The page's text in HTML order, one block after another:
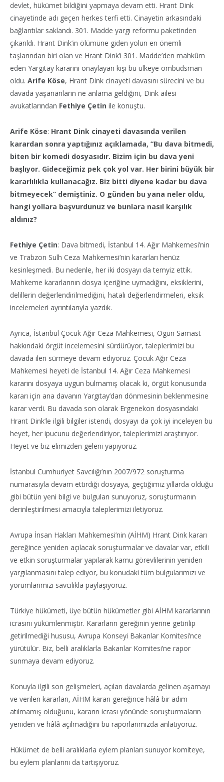
devlet, hükümet bildiğini yapmaya devam etti. Hrant Dink
cinayetinde adı geçen herkes terfi etti. Cinayetin arkasındaki
bağlantılar saklandı. 301. Madde yargı reformu paketinden
çıkarıldı. Hrant Dink’in ölümüne giden yolun en önemli
taşlarından biri olan ve Hrant Dink’i 301. Madde’den mahkûm
eden Yargıtay kararını onaylayan kişi bu ülkeye ombudsman
oldu. Arife Köse, Hrant Dink cinayeti davasını sürecini ve bu
davada yaşananların ne anlama geldiğini, Dink ailesi
avukatlarından Fethiye Çetin ile konuştu.
Arife Köse: Hrant Dink cinayeti davasında verilen
karardan sonra yaptığınız açıklamada, “Bu dava bitmedi,
biten bir komedi dosyasıdır. Bizim için bu dava yeni
başlıyor. Gideceğimiz pek çok yol var. Her birini büyük bir
kararlılıkla kullanacağız. Biz bitti diyene kadar bu dava
bitmeyecek” demiştiniz. O günden bu yana neler oldu,
hangi yollara başvurdunuz ve bunlara nasıl karşılık
aldınız?
Fethiye Çetin: Dava bitmedi, İstanbul 14. Ağır Mahkemesi’nin
ve Trabzon Sulh Ceza Mahkemesi’nin kararları henüz
kesinleşmedi. Bu nedenle, her iki dosyayı da temyiz ettik.
Mahkeme kararlarının dosya içeriğine uymadığını, eksiklerini,
delillerin değerlendirilmediğini, hatalı değerlendirmeleri, eksik
incelemeleri ayrıntılarıyla yazdık.
Ayrıca, İstanbul Çocuk Ağır Ceza Mahkemesi, Ogün Samast
hakkındaki örgüt incelemesini sürdürüyor, taleplerimizi bu
davada ileri sürmeye devam ediyoruz. Çocuk Ağır Ceza
Mahkemesi heyeti de İstanbul 14. Ağır Ceza Mahkemesi
kararını dosyaya uygun bulmamış olacak ki, örgüt konusunda
kararı için ana davanın Yargıtay’dan dönmesinin beklenmesine
karar verdi. Bu davada son olarak Ergenekon dosyasındaki
Hrant Dink’le ilgili bilgiler istendi, dosyayı da çok iyi inceleyen bu
heyet, her ipucunu değerlendiriyor, taleplerimizi araştırıyor.
Heyet ve biz elimizden geleni yapıyoruz.
İstanbul Cumhuriyet Savcılığı’nın 2007/972 soruşturma
numarasıyla devam ettirdiği dosyaya, geçtiğimiz yıllarda olduğu
gibi bütün yeni bilgi ve bulguları sunuyoruz, soruşturmanın
derinleştirilmesi amacıyla taleplerimizi iletiyoruz.
Avrupa İnsan Hakları Mahkemesi’nin (AİHM) Hrant Dink kararı
gereğince yeniden açılacak soruşturmalar ve davalar var, etkili
ve etkin soruşturmalar yapılarak kamu görevlilerinin yeniden
yargılanmasını talep ediyor, bu konudaki tüm bulgularımızı ve
yorumlarımızı savcılıkla paylaşıyoruz.
Türkiye hükümeti, üye bütün hükümetler gibi AİHM kararlarının
icrasını yükümlenmiştir. Kararların gereğinin yerine getirilip
getirilmediği hususu, Avrupa Konseyi Bakanlar Komitesi’nce
yürütülür. Biz, belli aralıklarla Bakanlar Komitesi’ne rapor
sunmaya devam ediyoruz.
Konuyla ilgili son gelişmeleri, açılan davalarda gelinen aşamayı
ve verilen kararları, AİHM kararı gereğince hâlâ bir adım
atılmamış olduğunu, kararın icrası yönünde soruşturmaların
yeniden ve hâlâ açılmadığını bu raporlarımızda anlatıyoruz.
Hükümet de belli aralıklarla eylem planları sunuyor komiteye,
bu eylem planlarını da tartışıyoruz.